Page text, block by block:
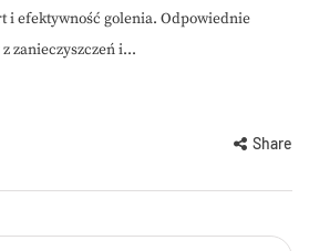
i efektywność golenia. Odpowiednie
zanieczyszczeń i...
Share